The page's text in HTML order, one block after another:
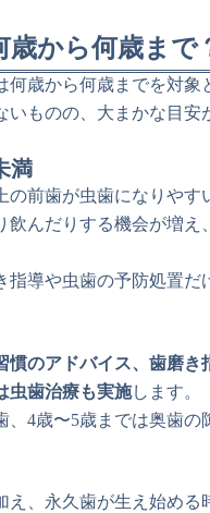
歳から何歳まで
何歳から何歳までを対象
いものの、大まかな目安
満
の前歯が虫歯になりやす
んだりする機会が増え、
指導や虫歯の予防処置だ
慣のアドバイス、歯磨
虫歯治療も実施します。
、4歳〜5歳までは奥歯
え、永久歯が生え始める